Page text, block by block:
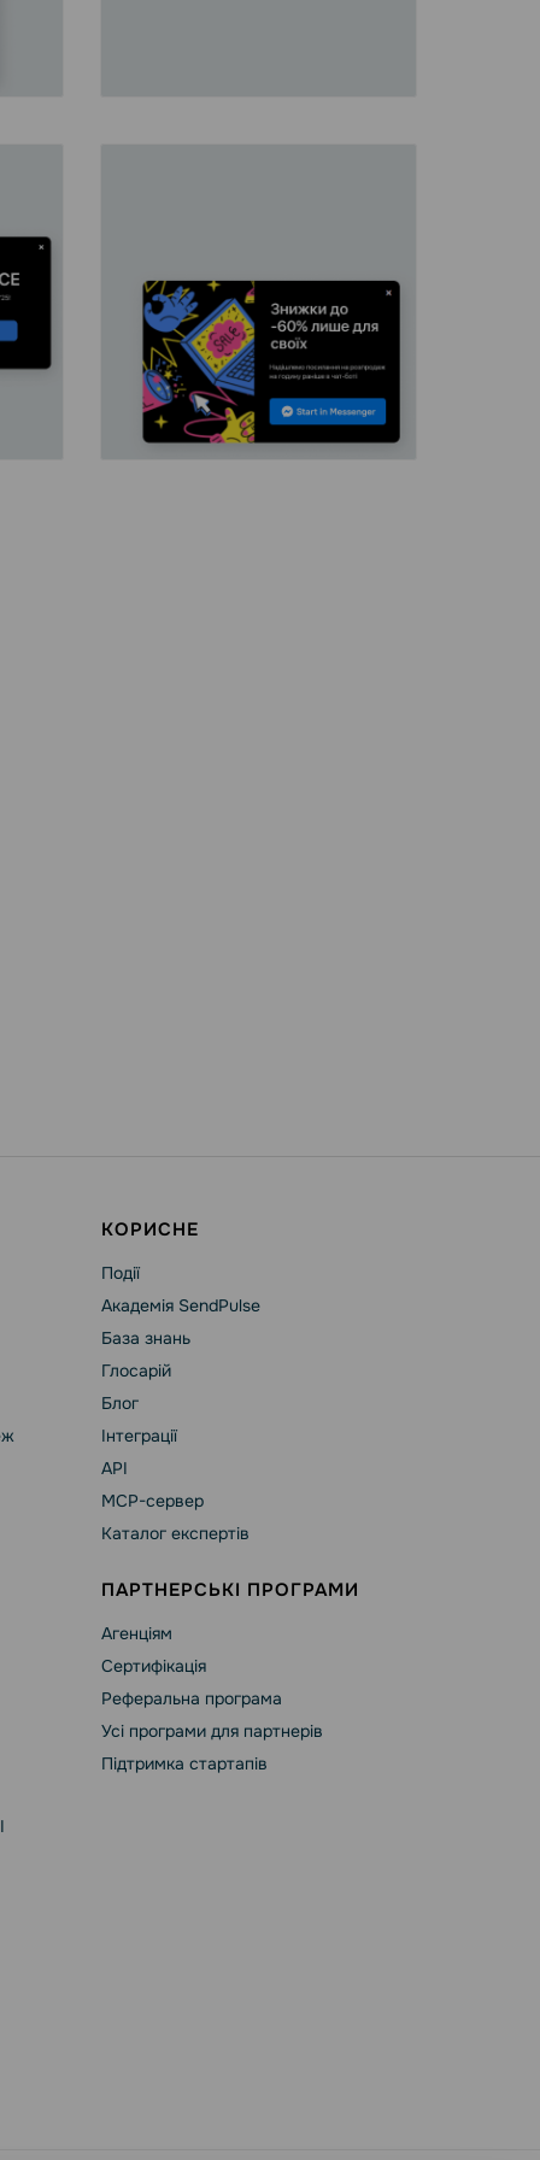
КОРИСНЕ
Події
Академія SendPulse
База знань
Глосарій
Блог
Інтеграції
API
MCP-сервер
Каталог експертів
ПАРТНЕРСЬКІ ПРОГРАМИ
Агенціям
Сертифікація
Реферальна програма
Усі програми для партнерів
Підтримка стартапів